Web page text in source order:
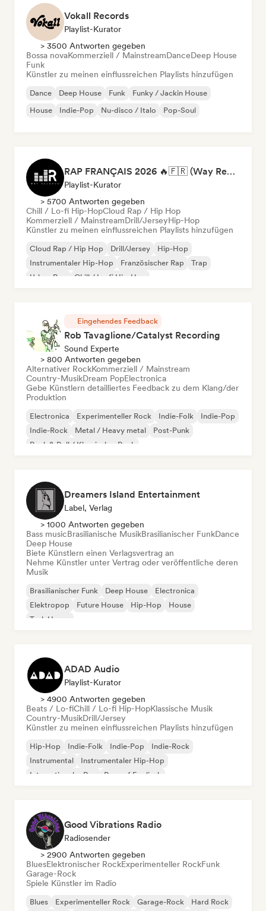
Vokall Records
Playlist-Kurator
> 3500 Antworten gegeben
Bossa novaKommerziell / MainstreamDanceDeep House
Funk
Künstler zu meinen einflussreichen Playlists hinzufügen
Dance Deep House Funk
Funky / Jackin House
House
Indie-Pop Nu-disco / Italo Pop-Soul
RAP FRANÇAIS 2026 🔥🇫🇷 (Way Records)
Playlist-Kurator
> 5700 Antworten gegeben
Chill / Lo-fi Hip-HopCloud Rap / Hip Hop
Kommerziell / MainstreamDrill/JerseyHip-Hop
Künstler zu meinen einflussreichen Playlists hinzufügen
Cloud Rap / Hip Hop Drill/Jersey
Hip-Hop
Instrumentaler Hip-Hop
Französischer Rap
Trap
Urban Pop
Chill / Lo-fi Hip-Hop
Eingehendes Feedback
Rob Tavaglione/Catalyst Recording
Sound Experte
> 800 Antworten gegeben
Alternativer RockKommerziell / Mainstream
Country-MusikDream PopElectronica
Gebe Künstlern detailliertes Feedback zu dem Klang/der
Produktion
Electronica Experimenteller Rock Indie-Folk
Indie-Pop
Indie-Rock
Metal / Heavy metal
Post-Punk
Rock & Roll / Klassischer Rock
Dreamers Island Entertainment
Label, Verlag
> 1000 Antworten gegeben
Bass musicBrasilianische MusikBrasilianischer FunkDance
Deep House
Biete Künstlern einen Verlagsvertrag an
Nehme Künstler unter Vertrag oder veröffentliche deren
Musik
Brasilianischer Funk Deep House
Electronica
Elektropop
Future House Hip-Hop
House
Tech House
ADAD Audio
Playlist-Kurator
> 4900 Antworten gegeben
Beats / Lo-fiChill / Lo-fi Hip-HopKlassische Musik
Country-MusikDrill/Jersey
Künstler zu meinen einflussreichen Playlists hinzufügen
Hip-Hop Indie-Folk Indie-Pop
Indie-Rock
Instrumental
Instrumentaler Hip-Hop
Internationaler Rap
Rap auf Englisch
Good Vibrations Radio
Radiosender
> 2900 Antworten gegeben
BluesElektronischer RockExperimenteller RockFunk
Garage-Rock
Spiele Künstler im Radio
Blues Experimenteller Rock Garage-Rock
Hard Rock